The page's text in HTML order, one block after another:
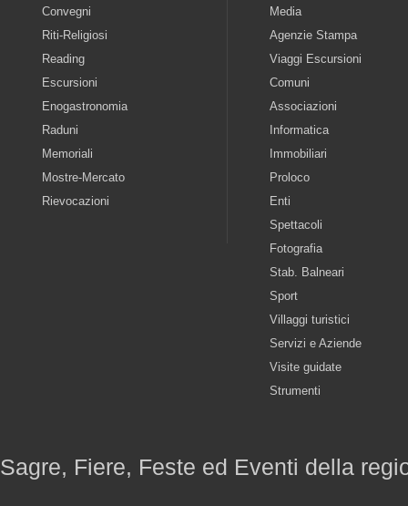
Convegni
Riti-Religiosi
Reading
Escursioni
Enogastronomia
Raduni
Memoriali
Mostre-Mercato
Rievocazioni
Media
Agenzie Stampa
Viaggi Escursioni
Comuni
Associazioni
Informatica
Immobiliari
Proloco
Enti
Spettacoli
Fotografia
Stab. Balneari
Sport
Villaggi turistici
Servizi e Aziende
Visite guidate
Strumenti
Sagre, Fiere, Feste ed Eventi della